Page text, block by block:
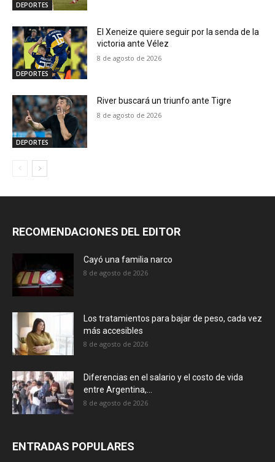
DEPORTES
DEPORTES
El Xeneize quiere seguir por la senda de la
victoria ante Vélez
8 de agosto de 2026
DEPORTES
River buscará un triunfo ante Tigre
8 de agosto de 2026
RECOMENDACIONES DEL EDITOR
Cayó una familia narco
8 de agosto de 2026
Los tratamientos para bajar de peso, cada vez
más accesibles
8 de agosto de 2026
Diferencias en el salario y el costo de vida
entre Argentina,...
8 de agosto de 2026
ENTRADAS POPULARES